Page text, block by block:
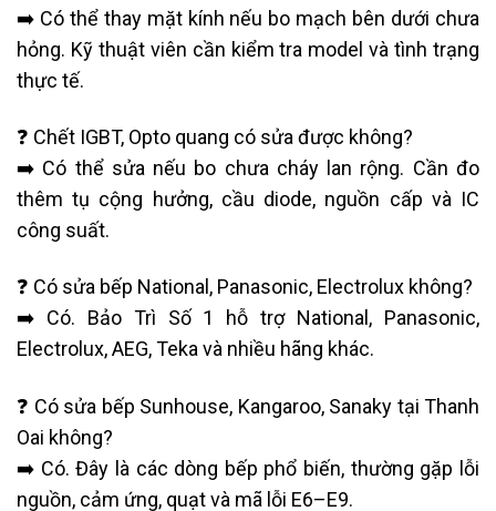
➡️ Có thể thay mặt kính nếu bo mạch bên dưới chưa
hỏng. Kỹ thuật viên cần kiểm tra model và tình trạng
thực tế.
❓ Chết IGBT, Opto quang có sửa được không?
➡️ Có thể sửa nếu bo chưa cháy lan rộng. Cần đo
thêm tụ cộng hưởng, cầu diode, nguồn cấp và IC
công suất.
❓ Có sửa bếp National, Panasonic, Electrolux không?
➡️ Có. Bảo Trì Số 1 hỗ trợ National, Panasonic,
Electrolux, AEG, Teka và nhiều hãng khác.
❓ Có sửa bếp Sunhouse, Kangaroo, Sanaky tại Thanh
Oai không?
➡️ Có. Đây là các dòng bếp phổ biến, thường gặp lỗi
nguồn, cảm ứng, quạt và mã lỗi E6–E9.